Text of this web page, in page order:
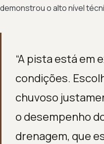
demonstrou o alto nível
“A pista está em
condições.
chuvoso
o desempenho
drenagem, que